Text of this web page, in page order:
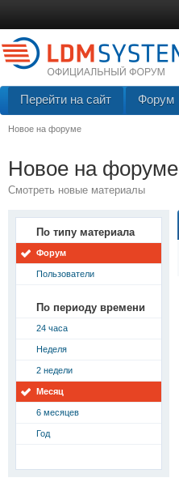
Перейти на сайт Форум
Новое на форуме
Новое на форуме
Смотреть новые материалы
По типу материала
Форум
Пользователи
По периоду времени
24 часа
Неделя
2 недели
Месяц
6 месяцев
Год